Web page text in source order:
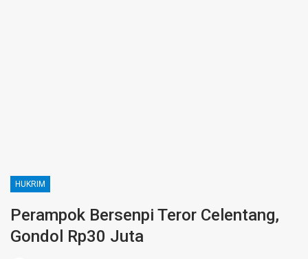
HUKRIM
Perampok Bersenpi Teror Celentang,
Gondol Rp30 Juta